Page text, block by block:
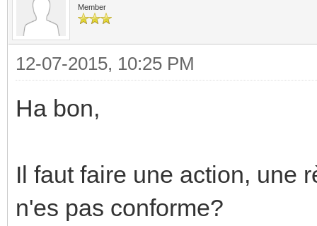
Member
12-07-2015, 10:25 PM
Ha bon,
Il faut faire une action, une
n'es pas conforme?